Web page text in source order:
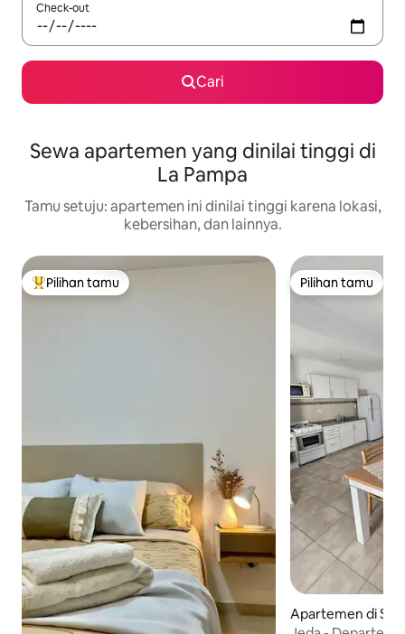
Check-out
Cari
Sewa apartemen yang dinilai tinggi di
La Pampa
Tamu setuju: apartemen ini dinilai tinggi karena lokasi,
kebersihan, dan lainnya.
Pilihan tamu terpopuler
Pilihan tamu Pilihan tamu
Pilihan tamu
Apartemen di